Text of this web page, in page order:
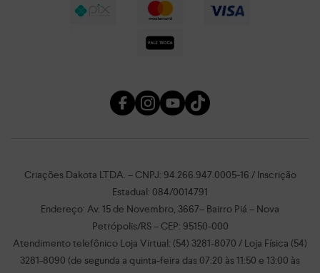
Criações Dakota LTDA. – CNPJ: 94.266.947.0005-16 / Inscrição
Estadual: 084/0014791
Endereço: Av. 15 de Novembro, 3667– Bairro Piá – Nova
Petrópolis/RS – CEP: 95150-000
Atendimento telefônico Loja Virtual: (54) 3281-8070 / Loja Física (54)
3281-8090 (de segunda a quinta-feira das 07:20 às 11:50 e 13:00 às